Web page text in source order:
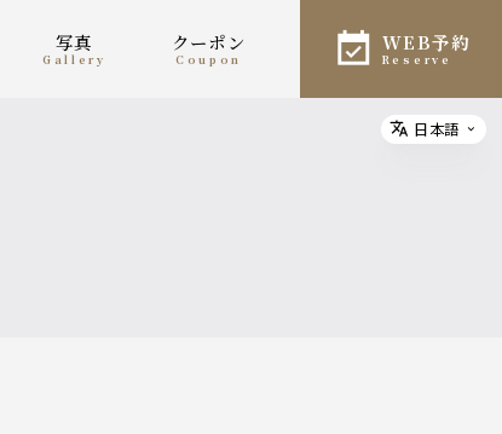
写真
gallery
クーポン
coupon
WEB予約
reserve
Select
日本語